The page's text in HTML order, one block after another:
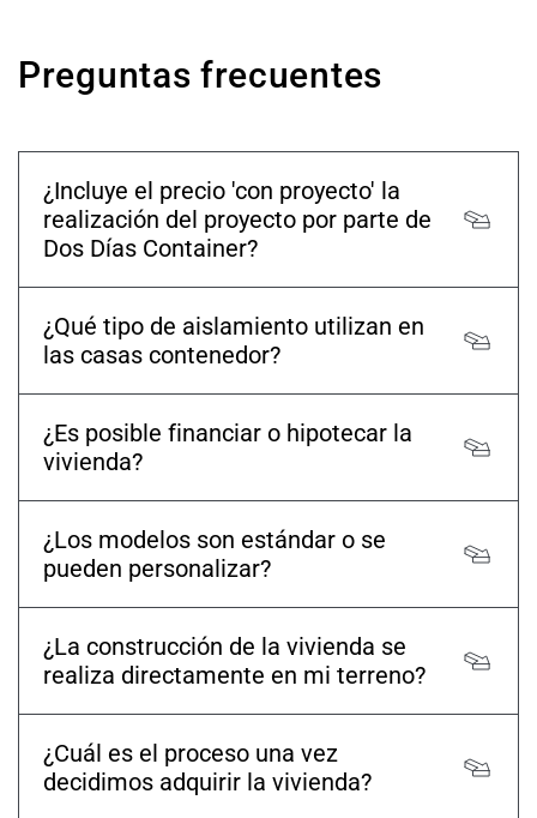
Preguntas frecuentes
¿Incluye el precio 'con proyecto' la
realización del proyecto por parte de
Dos Días Container?
¿Qué tipo de aislamiento utilizan en
las casas contenedor?
¿Es posible financiar o hipotecar la
vivienda?
¿Los modelos son estándar o se
pueden personalizar?
¿La construcción de la vivienda se
realiza directamente en mi terreno?
¿Cuál es el proceso una vez
decidimos adquirir la vivienda?